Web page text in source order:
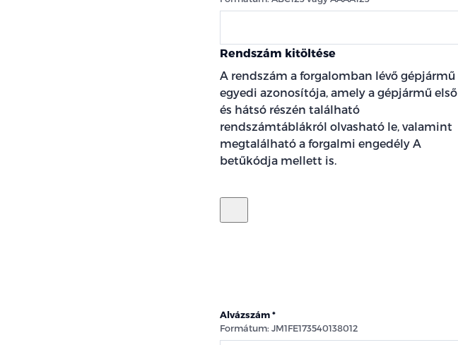
Rendszám kitöltése
A rendszám a forgalomban lévő gépjármű
egyedi azonosítója, amely a gépjármű első
és hátsó részén található
rendszámtáblákról olvasható le, valamint
megtalálható a forgalmi engedély A
betűkódja mellett is.
Alvázszám
Formátum: JM1FE173540138012